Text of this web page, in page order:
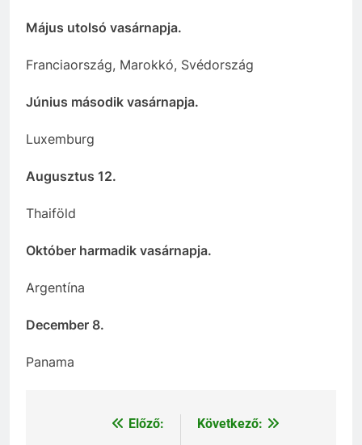
Május utolsó vasárnapja.
Franciaország, Marokkó, Svédország
Június második vasárnapja.
Luxemburg
Augusztus 12.
Thaiföld
Október harmadik vasárnapja.
Argentína
December 8.
Panama
BejegyzésElőző:
Következő: